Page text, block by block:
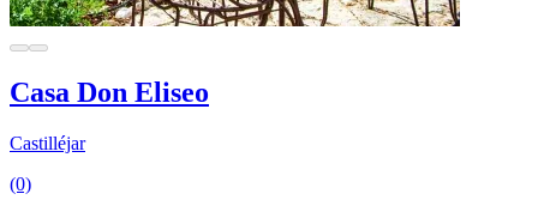
Casa Don Eliseo
Castilléjar
(0)